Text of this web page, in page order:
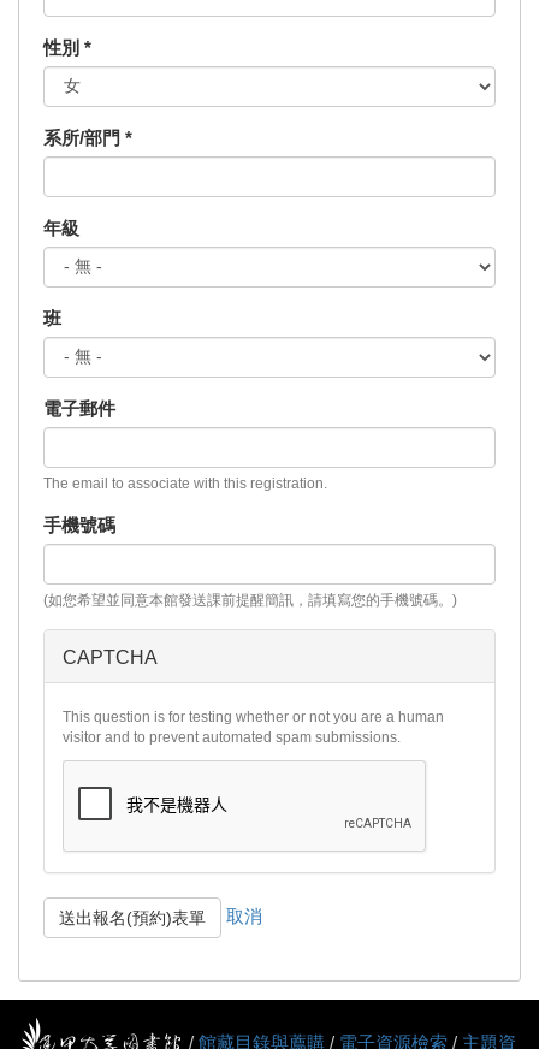
性別 *
系所/部門 *
年級
班
電子郵件
The email to associate with this registration.
手機號碼
(如您希望並同意本館發送課前提醒簡訊，請填寫您的手機號碼。)
CAPTCHA
This question is for testing whether or not you are a human
visitor and to prevent automated spam submissions.
送出報名(預約)表單 取消
/ 館藏目錄與薦購 / 電子資源檢索 / 主題資